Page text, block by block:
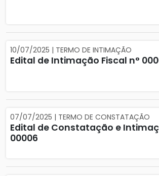
10/07/2025 | TERMO DE INTIMAÇÃO
Edital de Intimação Fiscal n°
07/07/2025 | TERMO DE CONSTATAÇÃO
Edital de Constatação e
00006